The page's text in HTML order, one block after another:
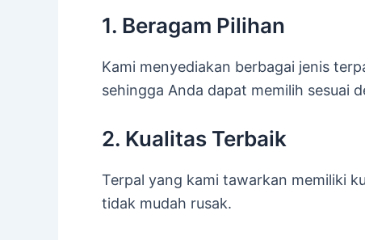
1. Beragam Pilihan
Kami menyediakan berbagai jenis
sehingga Anda dapat memilih sesuai
2. Kualitas Terbaik
Terpal yang kami tawarkan memiliki
tidak mudah rusak.